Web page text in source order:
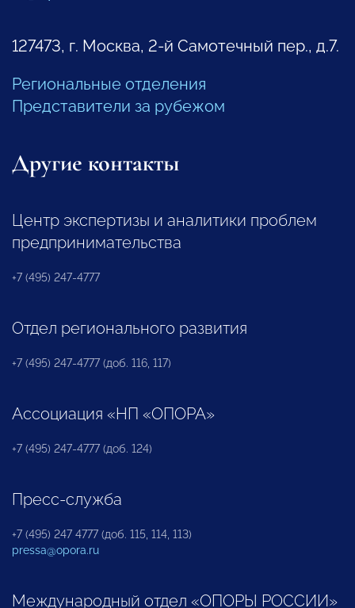
127473, г. Москва, 2-й Самотечный пер., д.7.
Региональные отделения
Представители за рубежом
Другие контакты
Центр экспертизы и аналитики проблем
предпринимательства
+7 (495) 247-4777
Отдел регионального развития
+7 (495) 247-4777 (доб. 116, 117)
Ассоциация «НП «ОПОРА»
+7 (495) 247-4777 (доб. 124)
Пресс-служба
+7 (495) 247 4777 (доб. 115, 114, 113)
pressa@opora.ru
Международный отдел «ОПОРЫ РОССИИ»